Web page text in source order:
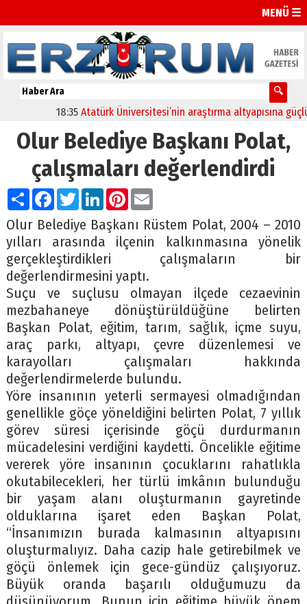
MENÜ ☰
Atatürk Üniversitesi’nin araştırma altyapısına güçlü onay
Olur Belediye Başkanı Polat,
çalışmaları değerlendirdi
PaylaşFacebook
TwitterLinkedIn
Pinterest
Email
Olur Belediye Başkanı Rüstem Polat, 2004 – 2010
yılları arasında ilçenin kalkınmasına yönelik
gerçekleştirdikleri çalışmaların bir
değerlendirmesini yaptı.
Suçu ve suçlusu olmayan ilçede cezaevinin
mezbahaneye dönüştürüldüğüne belirten
Başkan Polat, eğitim, tarım, sağlık, içme suyu,
araç parkı, altyapı, çevre düzenlemesi ve
karayolları çalışmaları hakkında
değerlendirmelerde bulundu.
Yöre insanının yeterli sermayesi olmadığından
genellikle göçe yöneldiğini belirten Polat, 7 yıllık
görev süresi içerisinde göçü durdurmanın
mücadelesini verdiğini kaydetti. Öncelikle eğitime
vererek yöre insanının çocuklarını rahatlıkla
okutabilecekleri, her türlü imkânın bulunduğu
bir yaşam alanı oluşturmanın gayretinde
olduklarına işaret eden Başkan Polat,
“İnsanımızın burada kalmasının altyapısını
oluşturmalıyız. Daha cazip hale getirebilmek ve
göçü önlemek için gece-gündüz çalışıyoruz.
Büyük oranda başarılı olduğumuzu da